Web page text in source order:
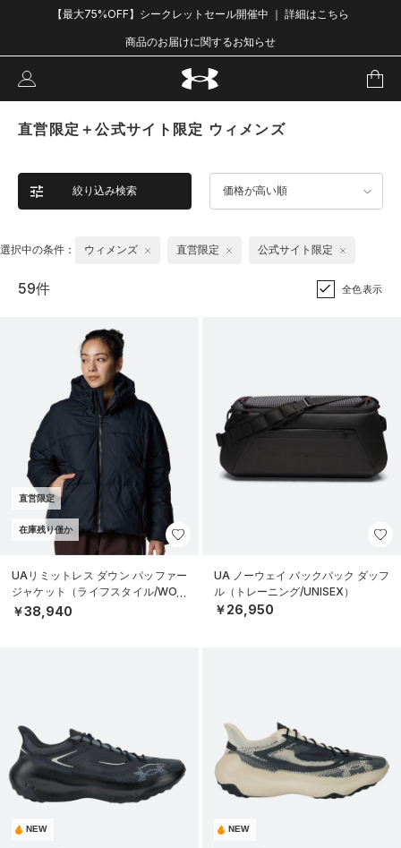
【最大75%OFF】シークレットセール開催中 ｜ 詳細はこちら
商品のお届けに関するお知らせ
直営限定＋公式サイト限定 ウィメンズ
絞り込み検索 価格が高い順
選択中の条件： ウィメンズ 直営限定 公式サイト限定
59件 全色表示
直営限定
在庫残り僅か
UAリミットレス ダウン パッファー
ジャケット（ライフスタイル/WOM
EN）
￥38,940
UA ノーウェイ バックパック ダッフ
ル（トレーニング/UNISEX）
￥26,950
NEW NEW